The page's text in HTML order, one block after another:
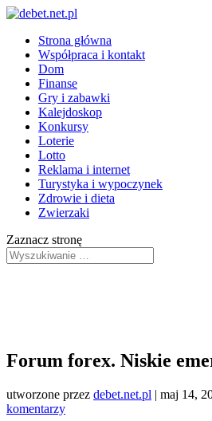
Strona główna
Współpraca i kontakt
Dom
Finanse
Gry i zabawki
Kalejdoskop
Konkursy
Loterie
Lotto
Reklama i internet
Turystyka i wypoczynek
Zdrowie i dieta
Zwierzaki
Zaznacz stronę
Forum forex. Niskie
utworzone przez debet.net.pl | maj 14,
komentarzy